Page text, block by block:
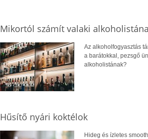
Mikortól számít valaki
Az alkoholfogyasztás
a barátokkal, pezsgő
alkoholistának?
Hűsítő nyári koktélok
Hideg és ízletes